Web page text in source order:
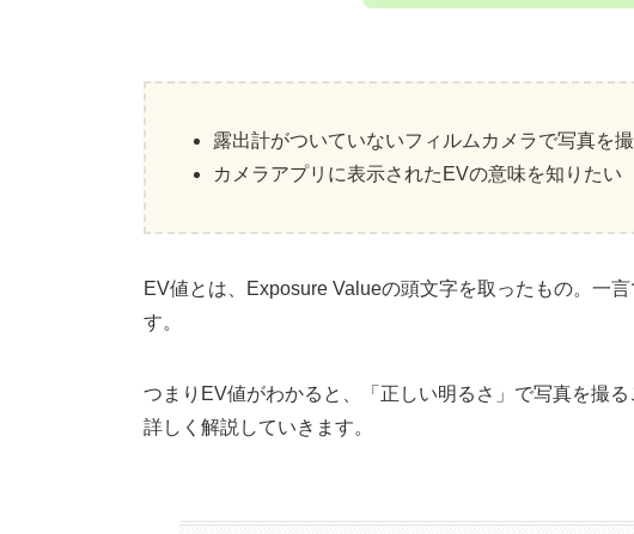
露出計がついていないフィルムカメラで写真を
カメラアプリに表示されたEVの意味を知りたい
EV値とは、Exposure Valueの頭文字を取ったもの。一
す。
つまりEV値がわかると、「正しい明るさ」で写真を撮
詳しく解説していきます。